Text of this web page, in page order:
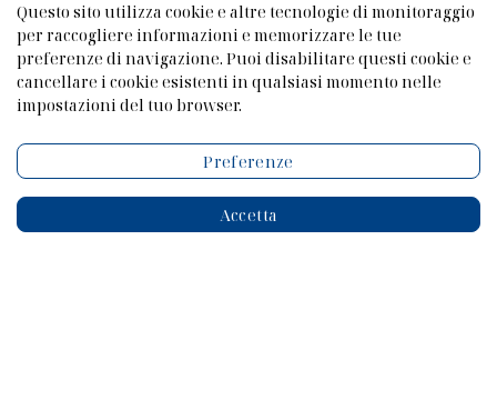
Broggi 1818 e Villeroy&Boch considerano l’attenzione
verso i bisogni del cliente una priorità che non si
attraverso un percorso di affiancamento costante.
Questo sito utilizza cookie e altre tecnologie di monitoraggio
per raccogliere informazioni e memorizzare le tue
preferenze di navigazione. Puoi disabilitare questi cookie e
cancellare i cookie esistenti in qualsiasi momento nelle
impostazioni del tuo browser.
Preferenze
Accetta